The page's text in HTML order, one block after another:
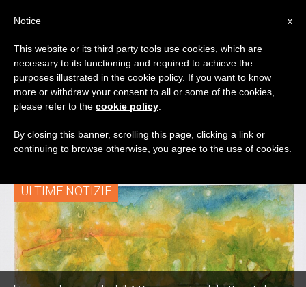
TAG
Posts Tagged
‘trascendenza’
ULTIME NOTIZIE
x
Notice
This website or its third party tools use cookies, which are
necessary to its functioning and required to achieve the
purposes illustrated in the cookie policy. If you want to know
more or withdraw your consent to all or some of the cookies,
please refer to the cookie policy
By closing this banner, scrolling this page, clicking a link or
continuing to browse otherwise, you agree to the use of cookies.